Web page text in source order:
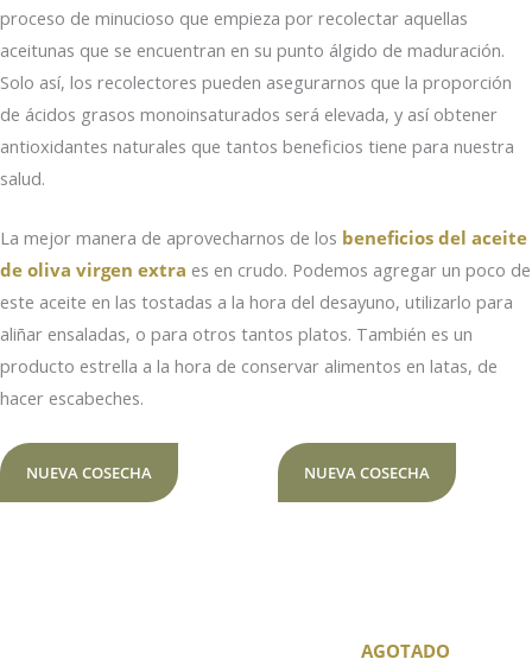
proceso de minucioso que empieza por recolectar aquellas
aceitunas que se encuentran en su punto álgido de maduración.
Solo así, los recolectores pueden asegurarnos que la proporción
de ácidos grasos monoinsaturados será elevada, y así obtener
antioxidantes naturales que tantos beneficios tiene para nuestra
salud.
La mejor manera de aprovecharnos de los beneficios del aceite
de oliva virgen extra es en crudo. Podemos agregar un poco de
este aceite en las tostadas a la hora del desayuno, utilizarlo para
aliñar ensaladas, o para otros tantos platos. También es un
producto estrella a la hora de conservar alimentos en latas, de
hacer escabeches.
NUEVA COSECHA NUEVA COSECHA
AGOTADO